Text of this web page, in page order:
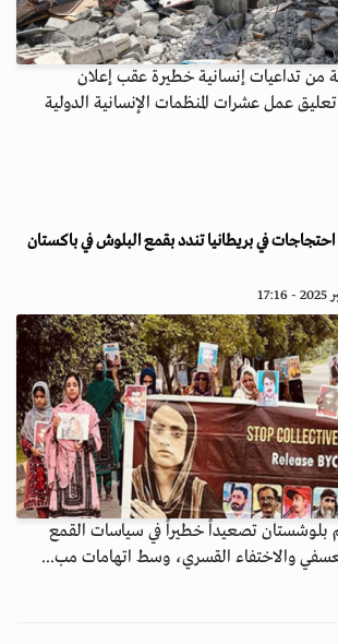
تداعيات إنسانية خطيرة عقب إعلان
عمل عشرات المنظمات الإنسانية الدولية
في بريطانيا تندد بقمع البلوش في باكستان
بلوشستان تصعيداً خطيراً في سياسات القمع
والاختفاء القسري، وسط اتهامات مب...